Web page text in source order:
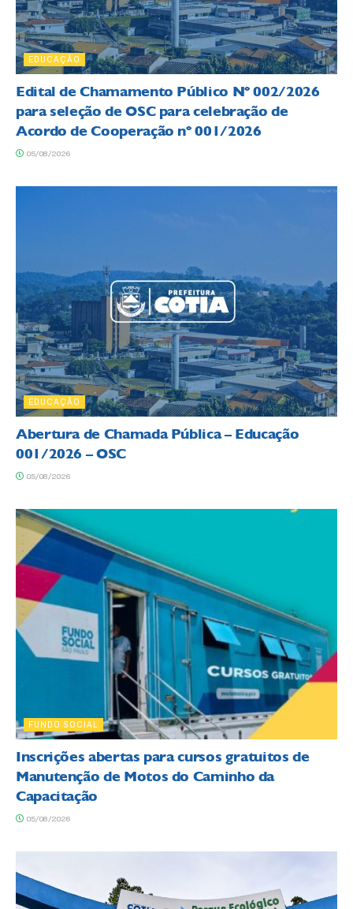
EDUCAÇÃO
Edital de Chamamento Público Nº 002/2026
para seleção de OSC para celebração de
Acordo de Cooperação nº 001/2026
05/08/2026
EDUCAÇÃO
Abertura de Chamada Pública – Educação
001/2026 – OSC
05/08/2026
FUNDO SOCIAL
Inscrições abertas para cursos gratuitos de
Manutenção de Motos do Caminho da
Capacitação
05/08/2026